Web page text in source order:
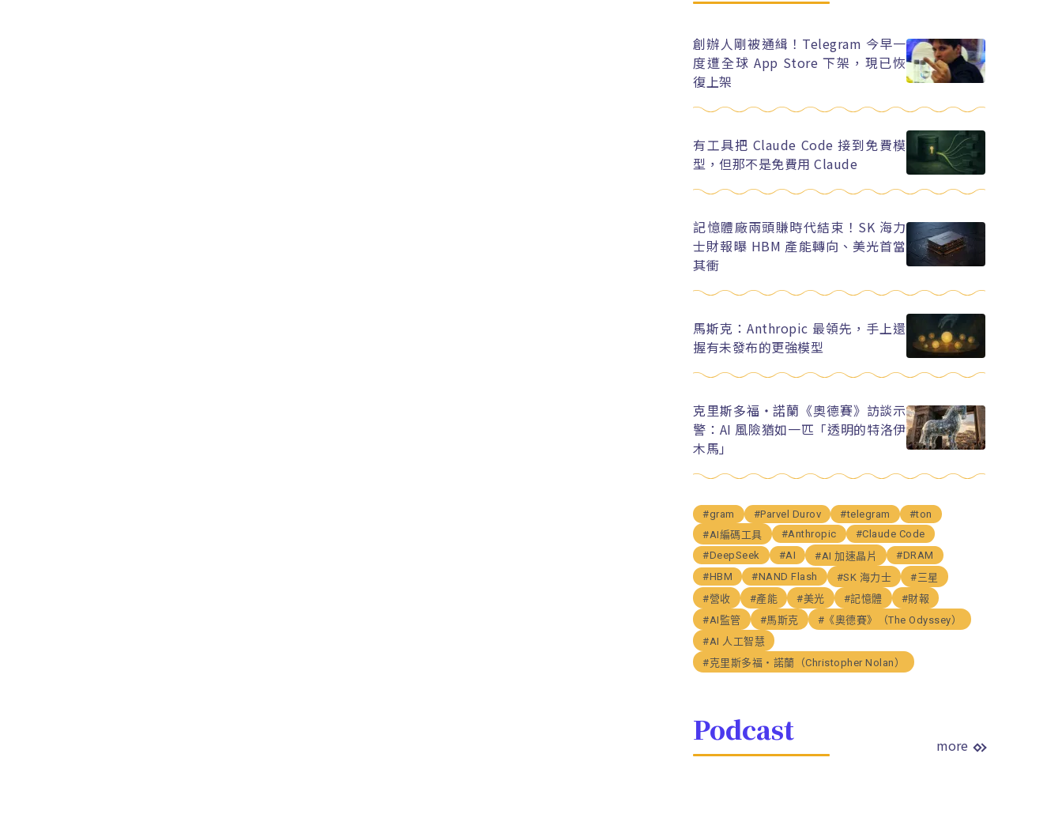
創辦人剛被通緝！Telegram 今早一
度遭全球 App Store 下架，現已恢
復上架
有工具把 Claude Code 接到免費模
型，但那不是免費用 Claude
記憶體廠兩頭賺時代結束！SK 海力
士財報曝 HBM 產能轉向、美光首當
其衝
馬斯克：Anthropic 最領先，手上還
握有未發布的更強模型
克里斯多福・諾蘭《奧德賽》訪談示
警：AI 風險猶如一匹「透明的特洛伊
木馬」
#gram #Parvel Durov #telegram
#ton
#AI編碼工具
#Anthropic
#Claude Code
#DeepSeek
#AI #AI 加速晶片
#DRAM
#HBM
#NAND Flash #SK 海力士
#三星
#營收
#產能 #美光 #記憶體
#財報
#AI監管
#馬斯克
#《奧德賽》（The Odyssey）
#AI 人工智慧
#克里斯多福・諾蘭（Christopher Nolan）
Podcast more